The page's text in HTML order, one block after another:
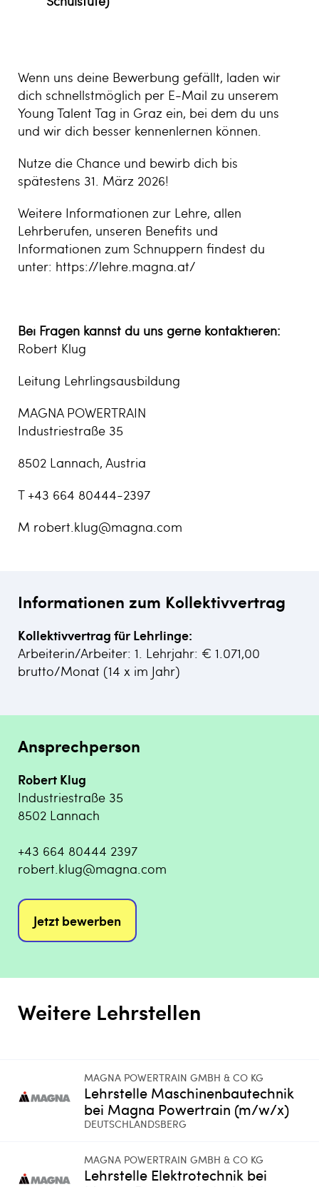
Wenn uns deine Bewerbung gefällt, laden wir
dich schnellstmöglich per E-Mail zu unserem
Young Talent Tag in Graz ein, bei dem du uns
und wir dich besser kennenlernen können.
Nutze die Chance und bewirb dich bis
spätestens 31. März 2026!
Weitere Informationen zur Lehre, allen
Lehrberufen, unseren Benefits und
Informationen zum Schnuppern findest du
unter: https://lehre.magna.at/
Bei Fragen kannst du uns gerne kontaktieren:
Robert Klug
Leitung Lehrlingsausbildung
MAGNA POWERTRAIN
Industriestraße 35
8502 Lannach, Austria
T +43 664 80444-2397
M robert.klug@magna.com
Informationen zum Kollektivvertrag
Kollektivvertrag für Lehrlinge:
Arbeiterin/Arbeiter: 1. Lehrjahr: € 1.071,00
brutto/Monat (14 x im Jahr)
Ansprechperson
Robert Klug
Industriestraße 35
8502 Lannach
+43 664 80444 2397
robert.klug@magna.com
Jetzt bewerben
Weitere Lehrstellen
MAGNA POWERTRAIN GMBH & CO KG
Lehrstelle Maschinenbautechnik
bei Magna Powertrain (m/w/x)
DEUTSCHLANDSBERG
MAGNA POWERTRAIN GMBH & CO KG
Lehrstelle Elektrotechnik bei